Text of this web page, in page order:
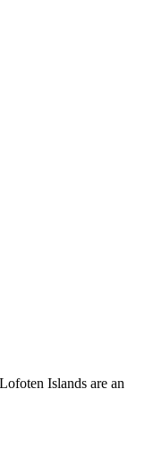
Islands are an